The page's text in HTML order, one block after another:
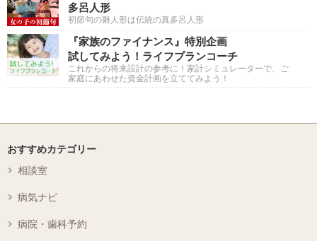
多呂人形
初節句の雛人形は伝統の真多呂人形
『家族のファイナンス』特別企画
試してみよう！ライフプランコーチ
これからの将来設計の参考に！家計シミュレーターで、ご
家庭にあわせた資金計画を立ててみよう！
おすすめカテゴリー
相談室
病気ナビ
病院・歯科予約